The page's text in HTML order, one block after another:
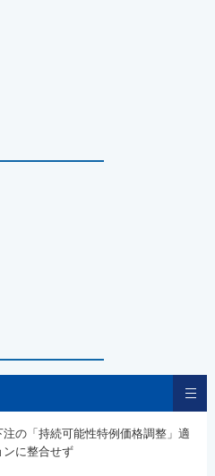
の「持続可能性特例価格調整」適
に整合せず